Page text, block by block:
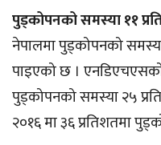
पुड्कोपनको समस्या ११
नेपालमा पुड्कोपनको
पाइएको छ ।
पुड्कोपनको समस्या २५
२०१६ मा ३६ प्रतिशतमा